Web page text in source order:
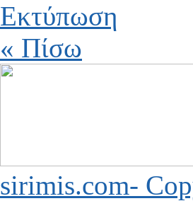
Εκτύπωση
« Πίσω
sirimis.com-